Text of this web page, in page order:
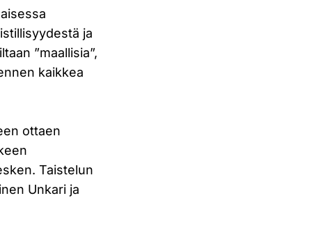
ja
”maallisia”,
kaikkea
ottaen
Taistelun
Unkari ja